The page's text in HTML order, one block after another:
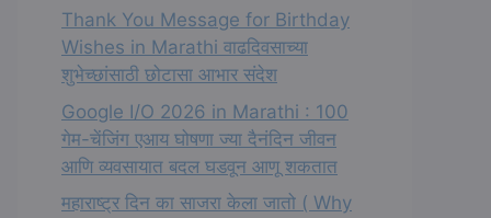
Thank You Message for Birthday
Wishes in Marathi वाढदिवसाच्या
शुभेच्छांसाठी छोटासा आभार संदेश
Google I/O 2026 in Marathi : 100
गेम-चेंजिंग एआय घोषणा ज्या दैनंदिन जीवन
आणि व्यवसायात बदल घडवून आणू शकतात
महाराष्ट्र दिन का साजरा केला जातो ( Why